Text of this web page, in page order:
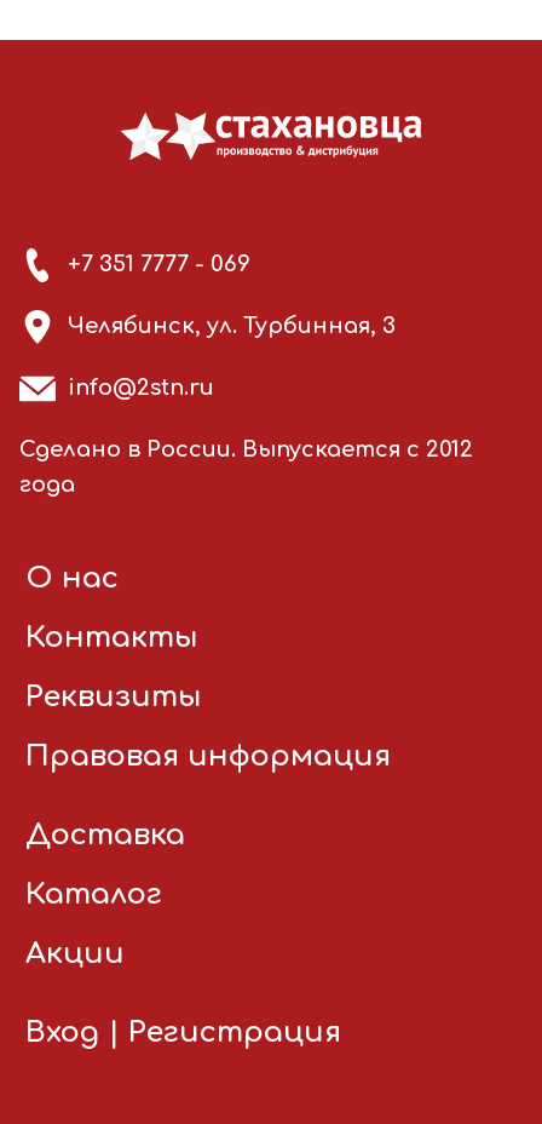
+7 351 7777 - 069
Челябинск, ул. Турбинная, 3
info@2stn.ru
Сделано в России. Выпускается с 2012
года
О нас
Контакты
Реквизиты
Правовая информация
Доставка
Каталог
Акции
Вход Регистрация